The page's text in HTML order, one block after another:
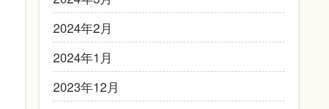
2024年2月
2024年1月
2023年12月